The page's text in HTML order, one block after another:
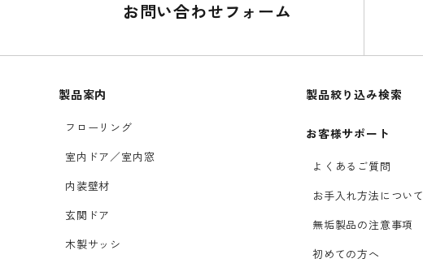
お問い合わせフォーム
製品案内
フローリング
室内ドア／室内窓
内装壁材
玄関ドア
木製サッシ
製品絞り込み検索
お客様サポート
よくあるご質問
お手入れ方法について
無垢製品の注意事項
初めての方へ